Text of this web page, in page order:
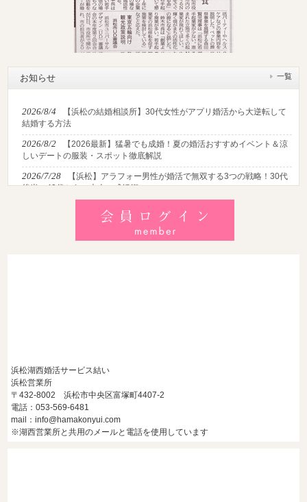
お知らせ 一覧
2026/8/4
【浜松の結婚相談所】30代女性がアプリ婚活から大逆転して
結婚する方法
2026/8/2
【2026最新】猛暑でも成婚！夏の婚活おすすめイベント＆涼
しいデートの服装・スポット徹底解説
2026/7/28
【浜松】アラフォー男性が婚活で無双する3つの戦略！30代
後半・40代からの大人の成婚術
【浜松】30代・40代男性で「モテない男」の共通点とは？
地元の婚活女子が避けるNGな特徴3選
【共感必至】浜松の婚活あるある7選！20代・30代・40代の
浜松湖西婚活サービス結い
浜松営業所
〒432-8002 浜松市中央区富塚町4407-2
電話：053-569-6481
mail：info@hamakonyui.com
※湖西営業所と共用のメールと電話を使用しています